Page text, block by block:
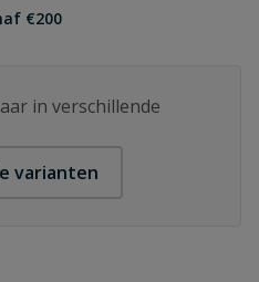
€200
in verschillende
varianten